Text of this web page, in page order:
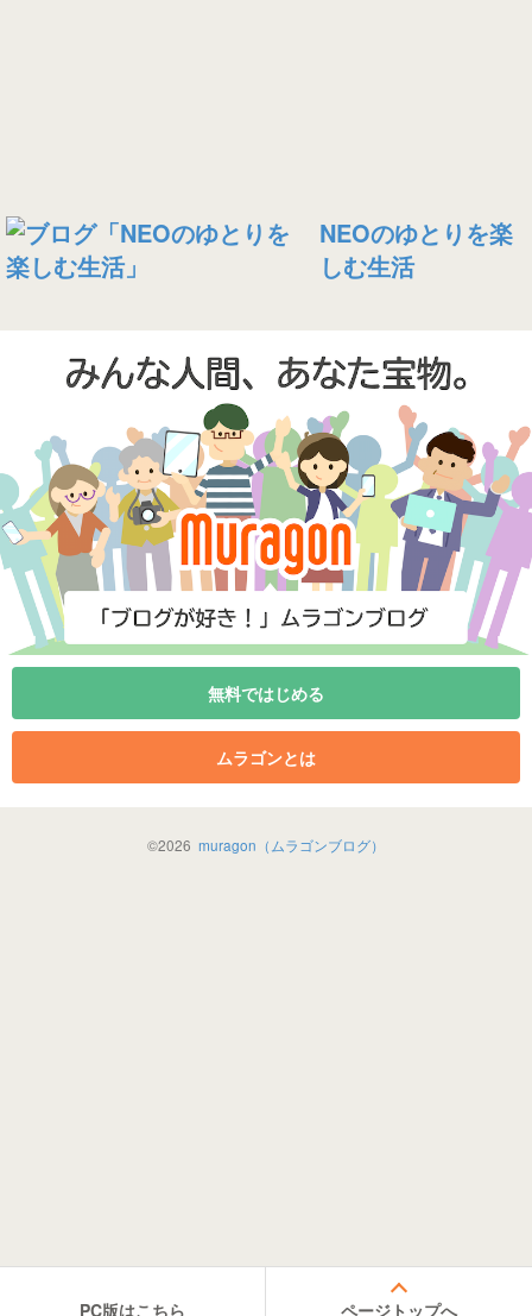
NEOのゆとりを楽
しむ生活
無料ではじめる
ムラゴンとは
©2026 muragon（ムラゴンブログ）
PC版はこちら ページトップへ